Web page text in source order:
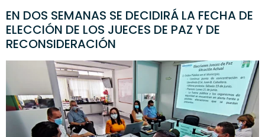
EN DOS SEMANAS SE DECIDIRÁ LA FECHA DE
ELECCIÓN DE LOS JUECES DE PAZ Y DE
RECONSIDERACIÓN